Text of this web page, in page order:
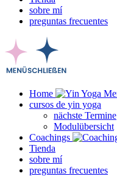
sobre mí
preguntas frecuentes
Home
cursos de yin yoga
nächste Termine
Modulübersicht
Coachings
Tienda
sobre mí
preguntas frecuentes